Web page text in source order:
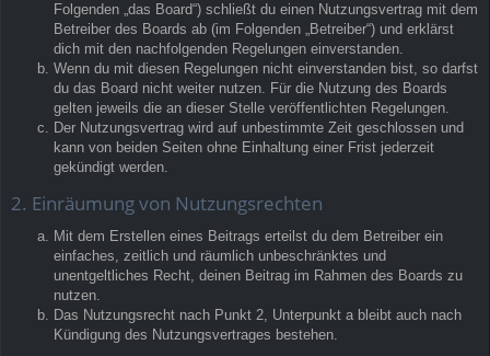
Folgenden „das Board“) schließt du einen Nutzungsvertrag mit dem
Betreiber des Boards ab (im Folgenden „Betreiber“) und erklärst
dich mit den nachfolgenden Regelungen einverstanden.
Wenn du mit diesen Regelungen nicht einverstanden bist, so darfst
du das Board nicht weiter nutzen. Für die Nutzung des Boards
gelten jeweils die an dieser Stelle veröffentlichten Regelungen.
Der Nutzungsvertrag wird auf unbestimmte Zeit geschlossen und
kann von beiden Seiten ohne Einhaltung einer Frist jederzeit
gekündigt werden.
2. Einräumung von Nutzungsrechten
Mit dem Erstellen eines Beitrags erteilst du dem Betreiber ein
einfaches, zeitlich und räumlich unbeschränktes und
unentgeltliches Recht, deinen Beitrag im Rahmen des Boards zu
nutzen.
Das Nutzungsrecht nach Punkt 2, Unterpunkt a bleibt auch nach
Kündigung des Nutzungsvertrages bestehen.